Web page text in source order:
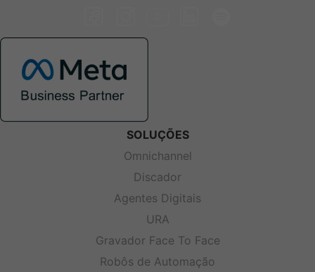
SOLUÇÕES
Omnichannel
Discador
Agentes Digitais
URA
Gravador Face To Face
Robôs de Automação